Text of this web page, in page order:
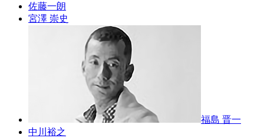
佐藤一朗
宮澤 崇史
福島 晋一
中川裕之